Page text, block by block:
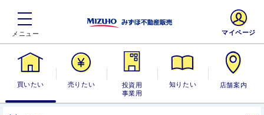
買いたい 売りたい
投資用・事業
用
知りたい 店舗案内
マイページ